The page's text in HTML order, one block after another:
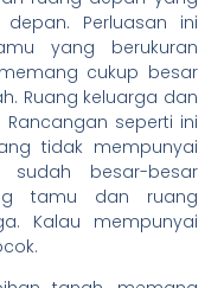
Perluasan ini
yang berukuran
cukup besar
Ruang keluarga dan
seperti ini
tidak mempunyai
besar-besar
tamu dan ruang
Kalau mempunyai